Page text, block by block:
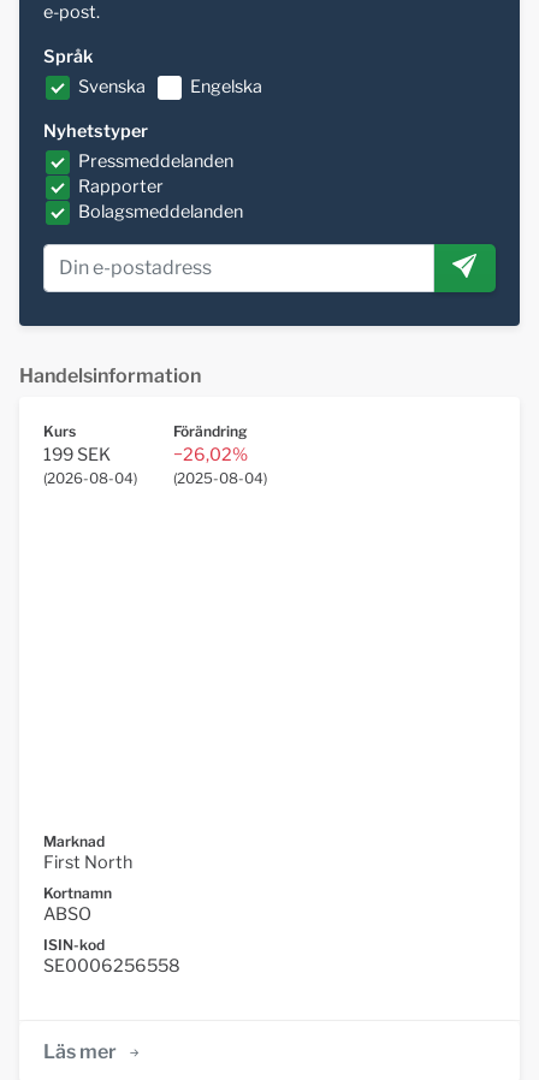
e-post.
Språk
Svenska
Engelska
Nyhetstyper
Pressmeddelanden
Rapporter
Bolagsmeddelanden
Handelsinformation
Kurs
199 SEK
(2026-08-04)
Förändring
−26,02%
(2025-08-04)
Marknad
First North
Kortnamn
ABSO
ISIN-kod
SE0006256558
Läs mer